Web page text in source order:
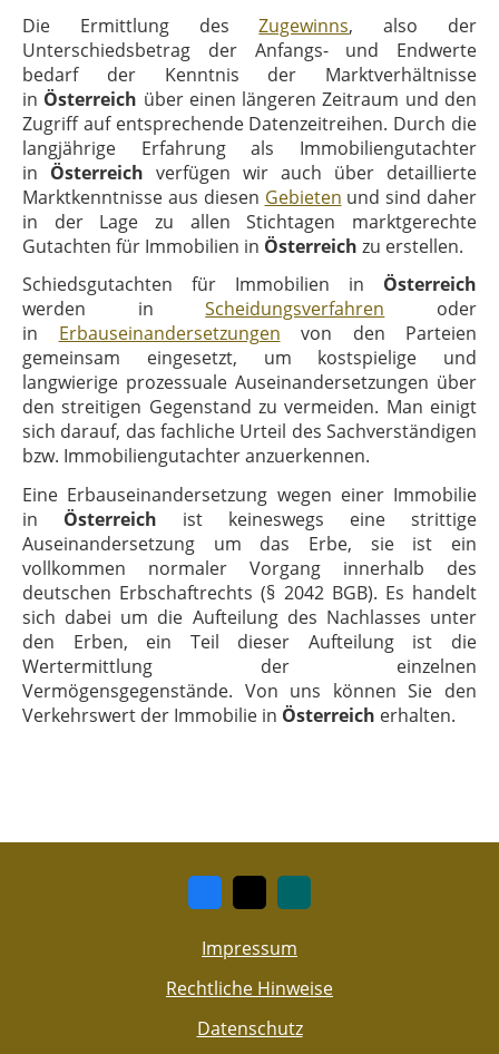
Die Ermittlung desZugewinns, also der
Unterschiedsbetrag der Anfangs- und Endwerte
bedarf der Kenntnis der Marktverhältnisse
in Österreich über einen längeren Zeitraum und den
Zugriff auf entsprechende Datenzeitreihen. Durch die
langjährige Erfahrung als Immobiliengutachter
in Österreich verfügen wir auch über detaillierte
Marktkenntnisse aus diesen Gebieten und sind daher
in der Lage zu allen Stichtagen marktgerechte
Gutachten für Immobilien in Österreich zu erstellen.
Schiedsgutachten für Immobilien in Österreich
werden inScheidungsverfahren oder
in Erbauseinandersetzungen von den Parteien
gemeinsam eingesetzt, um kostspielige und
langwierige prozessuale Auseinandersetzungen über
den streitigen Gegenstand zu vermeiden. Man einigt
sich darauf, das fachliche Urteil des Sachverständigen
bzw. Immobiliengutachter anzuerkennen.
Eine Erbauseinandersetzung wegen einer Immobilie
in Österreich ist keineswegs eine strittige
Auseinandersetzung um das Erbe, sie ist ein
vollkommen normaler Vorgang innerhalb des
deutschen Erbschaftrechts (§ 2042 BGB). Es handelt
sich dabei um die Aufteilung des Nachlasses unter
den Erben, ein Teil dieser Aufteilung ist die
Wertermittlung der einzelnen
Vermögensgegenstände. Von uns können Sie den
Verkehrswert der Immobilie in Österreich erhalten.
Impressum
Rechtliche Hinweise
Datenschutz